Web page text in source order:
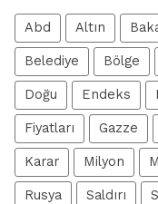
Abd Altın
Belediye Bölge
Doğu Endeks
Fiyatları Gazze
Karar Milyon
Rusya Saldırı